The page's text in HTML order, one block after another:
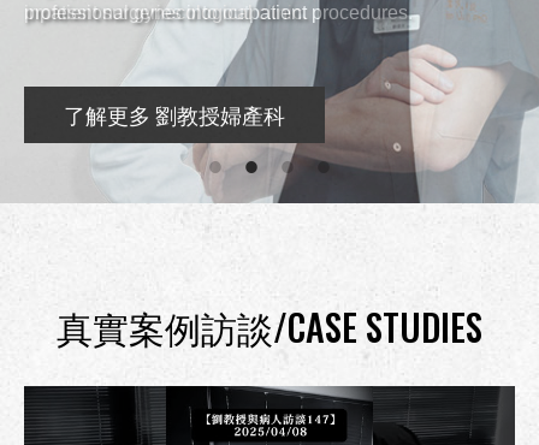
professional gynecological clinic.
了解更多 劉教授婦產科
inpatient surgeries into outpatient procedures.
了解更多 劉教授婦產科
transformation of Taiwan's medical care.
了解更多 劉教授婦產科
procedures places us at the forefront in Asia.
了解更多 劉教授婦產科
真實案例訪談/CASE STUDIES